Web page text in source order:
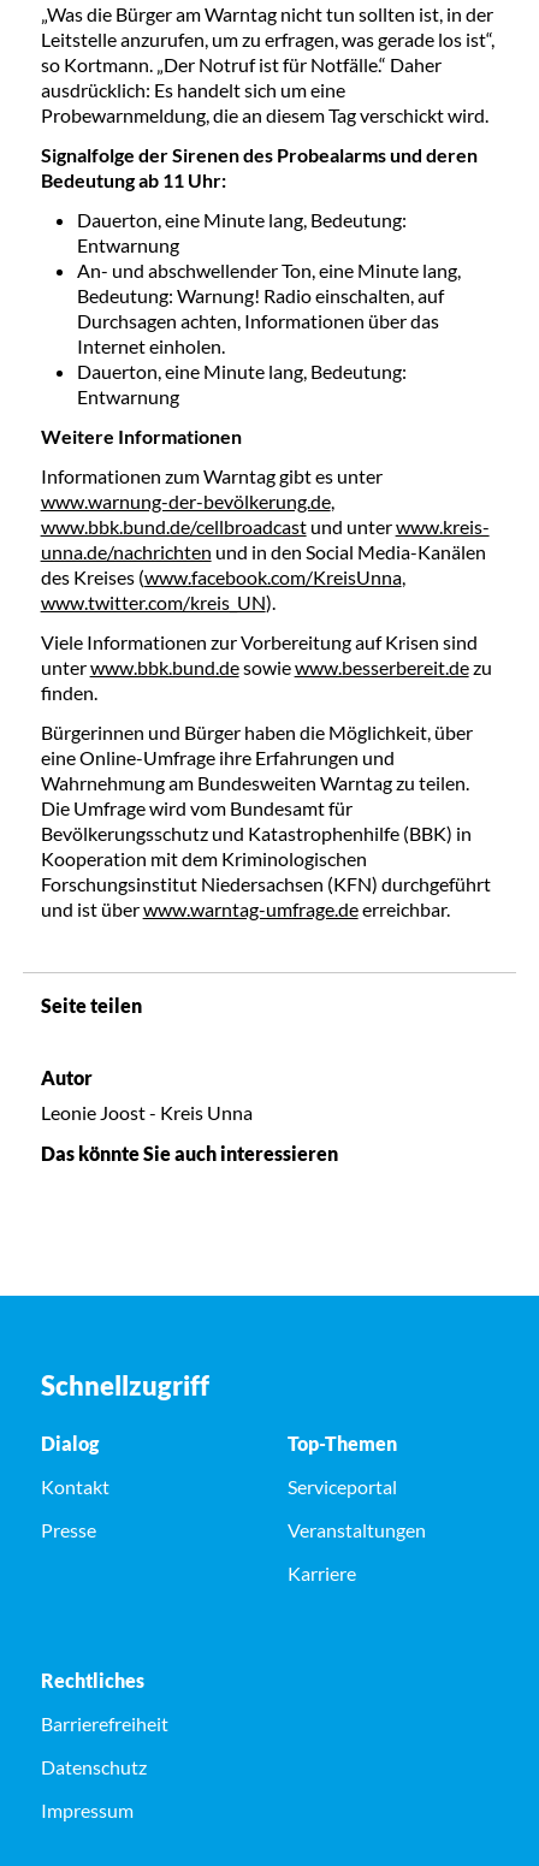
„Was die Bürger am Warntag nicht tun sollten ist, in der
Leitstelle anzurufen, um zu erfragen, was gerade los ist“,
so Kortmann. „Der Notruf ist für Notfälle.“ Daher
ausdrücklich: Es handelt sich um eine
Probewarnmeldung, die an diesem Tag verschickt wird.
Signalfolge der Sirenen des Probealarms und deren
Bedeutung ab 11 Uhr:
Dauerton, eine Minute lang, Bedeutung:
Entwarnung
An- und abschwellender Ton, eine Minute lang,
Bedeutung: Warnung! Radio einschalten, auf
Durchsagen achten, Informationen über das
Internet einholen.
Dauerton, eine Minute lang, Bedeutung:
Entwarnung
Weitere Informationen
Informationen zum Warntag gibt es unter
www.warnung-der-bevölkerung.de,
www.bbk.bund.de/cellbroadcastund unterwww.kreis-
unna.de/nachrichten und in den Social Media-Kanälen
des Kreises (www.facebook.com/KreisUnna,
www.twitter.com/kreis_UN).
Viele Informationen zur Vorbereitung auf Krisen sind
unterwww.bbk.bund.desowiewww.besserbereit.dezu
finden.
Bürgerinnen und Bürger haben die Möglichkeit, über
eine Online-Umfrage ihre Erfahrungen und
Wahrnehmung am Bundesweiten Warntag zu teilen.
Die Umfrage wird vom Bundesamt für
Bevölkerungsschutz und Katastrophenhilfe (BBK) in
Kooperation mit dem Kriminologischen
Forschungsinstitut Niedersachsen (KFN) durchgeführt
und ist überwww.warntag-umfrage.deerreichbar.
Seite teilen
Autor
Leonie Joost - Kreis Unna
Das könnte Sie auch interessieren
Schnellzugriff
Dialog
Kontakt
Presse
Top-Themen
Serviceportal
Veranstaltungen
Karriere
Rechtliches
Barrierefreiheit
Datenschutz
Impressum